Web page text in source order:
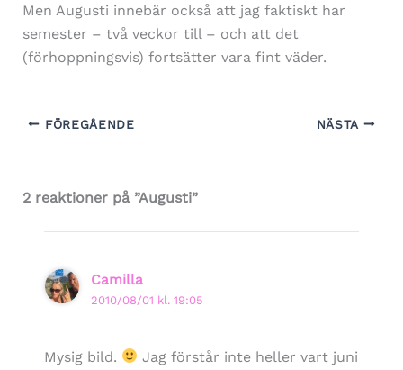
Men Augusti innebär också att jag faktiskt har
semester – två veckor till – och att det
(förhoppningsvis) fortsätter vara fint väder.
FÖREGÅENDE NÄSTA
2 reaktioner på ”Augusti”
Camilla
2010/08/01 kl. 19:05
Mysig bild.
Jag förstår inte heller vart juni